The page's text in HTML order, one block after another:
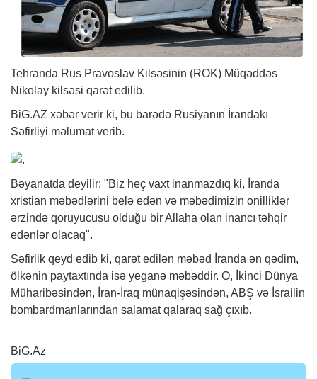
Tehranda Rus Pravoslav Kilsəsinin (ROK) Müqəddəs
Nikolay kilsəsi qarət edilib.
BiG.AZ xəbər verir ki, bu barədə Rusiyanın İrandakı
Səfirliyi məlumat verib.
Bəyanatda deyilir: "Biz heç vaxt inanmazdıq ki, İranda
xristian məbədlərini belə edən və məbədimizin onilliklər
ərzində qoruyucusu olduğu bir Allaha olan inancı təhqir
edənlər olacaq".
Səfirlik qeyd edib ki, qarət edilən məbəd İranda ən qədim,
ölkənin paytaxtında isə yeganə məbəddir. O, İkinci Dünya
Müharibəsindən, İran-İraq münaqişəsindən, ABŞ və İsrailin
bombardmanlarından salamat qalaraq sağ çıxıb.
BiG.Az